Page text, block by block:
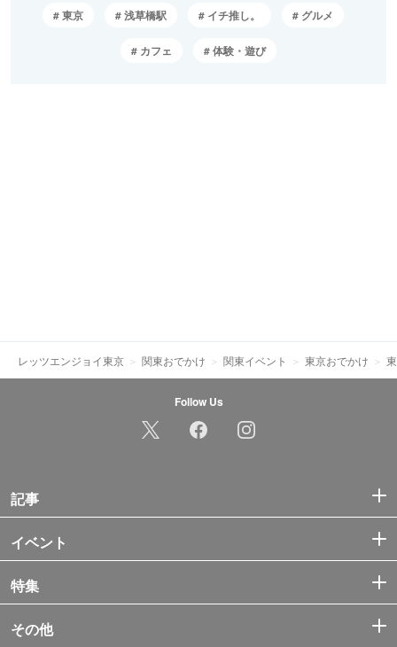
東京 浅草橋駅 イチ推し。 グルメ
カフェ 体験・遊び
レッツエンジョイ東京 関東おでかけ 関東イベント 東京おでかけ
Follow Us
記事
イベント
特集
その他